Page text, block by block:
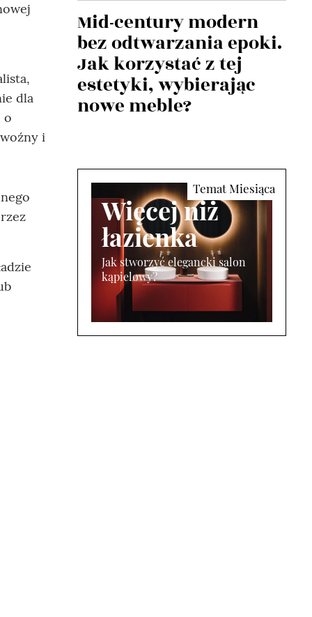
dla
o
i
Mid-century modern
bez odtwarzania epoki.
Jak korzystać z tej
estetyki, wybierając
nowe meble?
Więcej niż
łazienka
Jak stworzyć elegancki salon
kąpielowy?